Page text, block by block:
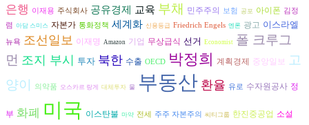
은행
이재용 주식회사 공유경제 교육 부채 민주주의 보험 공포 아이폰 김정
렴 아담 스미스 자본가 통화정책 세계화 신용등급 Friedrich Engels 엔론 광고 이스라엘
뉴욕 조선일보 이재명 Amazon 기업 무상급식 선거 Economist 폴 크루그
먼 조지 부시 투자 북한 수출 OECD 박정희 계획경제 중앙일보
고
양이
의약품 오스카르 랑게 대체투자 물 부동산 환율 유로 수자원공사 정
부 화폐 미국 이스탄불 마약 전세 주주 자본주의 씨티그룹 한진중공업 소설